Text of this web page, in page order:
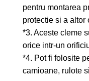
pentru montarea
protectie si a altor
*3. Aceste cleme
orice intr-un
*4. Pot fi folosite
camioane, rulote